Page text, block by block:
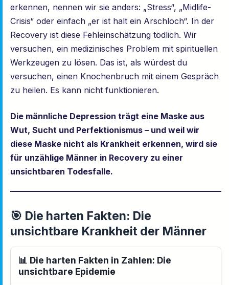
erkennen, nennen wir sie anders: „Stress“, „Midlife-
Crisis“ oder einfach „er ist halt ein Arschloch“. In der
Recovery ist diese Fehleinschätzung tödlich. Wir
versuchen, ein medizinisches Problem mit spirituellen
Werkzeugen zu lösen. Das ist, als würdest du
versuchen, einen Knochenbruch mit einem Gespräch
zu heilen. Es kann nicht funktionieren.
Die männliche Depression trägt eine Maske aus
Wut, Sucht und Perfektionismus – und weil wir
diese Maske nicht als Krankheit erkennen, wird sie
für unzählige Männer in Recovery zu einer
unsichtbaren Todesfalle.
🎯 Die harten Fakten: Die
unsichtbare Krankheit der Männer
📊 Die harten Fakten in Zahlen: Die
unsichtbare Epidemie